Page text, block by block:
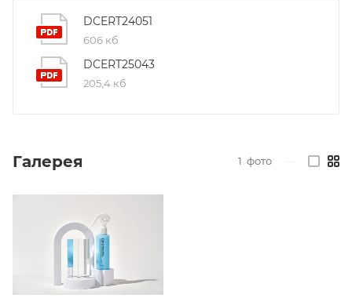
DCERT24051
606 кб
DCERT25043
205,4 кб
Галерея 1 фото